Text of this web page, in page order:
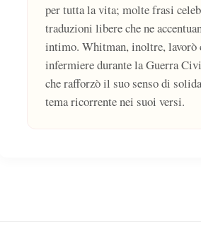
per tutta la vita; molte frasi
traduzioni libere che ne
intimo. Whitman, inoltre, lavorò
infermiere durante la Guerra
che rafforzò il suo senso di
tema ricorrente nei suoi versi.